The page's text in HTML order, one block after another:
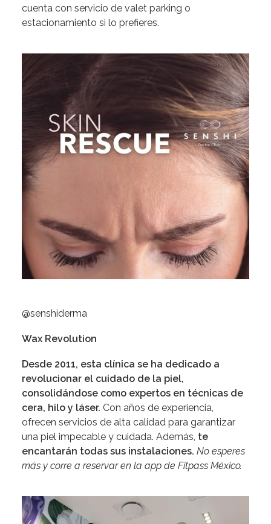
cuenta con servicio de valet parking o
estacionamiento si lo prefieres.
@senshiderma
Wax Revolution
Desde 2011, esta clínica se ha dedicado a
revolucionar el cuidado de la piel,
consolidándose como expertos en técnicas de
cera, hilo y láser. Con años de experiencia,
ofrecen servicios de alta calidad para garantizar
una piel impecable y cuidada. Además, te
encantarán todas sus instalaciones. No esperes
más y corre a reservar en la app de Fitpass México.